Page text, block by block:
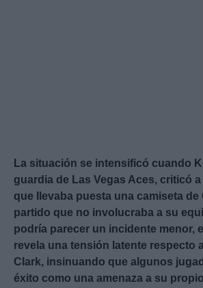
La situación se intensificó cuando
guardia de Las Vegas Aces, criticó
que llevaba puesta una camiseta de
partido que no involucraba a su
podría parecer un incidente menor,
revela una tensión latente respecto
Clark, insinuando que algunos
éxito como una amenaza a su